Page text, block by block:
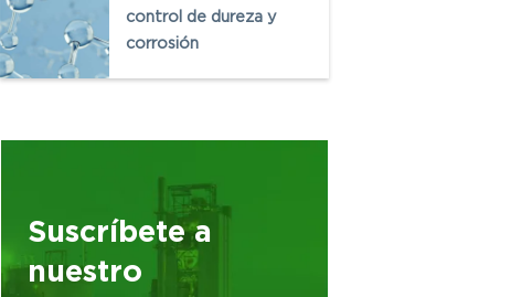
control de dureza y
corrosión
Suscríbete a
nuestro